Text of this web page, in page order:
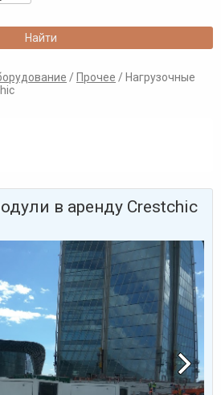
/ Прочее / Нагрузочные
в аренду Crestchic